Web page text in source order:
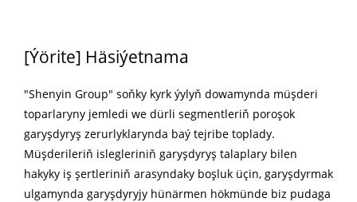
[Ýörite] Häsiýetnama
"Shenyin Group" soňky kyrk ýylyň dowamynda müşderi
toparlaryny jemledi we dürli segmentleriň poroşok
garyşdyryş zerurlyklarynda baý tejribe toplady.
Müşderileriň islegleriniň garyşdyryş talaplary bilen
hakyky iş şertleriniň arasyndaky boşluk üçin, garyşdyrmak
ulgamynda garyşdyryjy hünärmen hökmünde biz pudaga